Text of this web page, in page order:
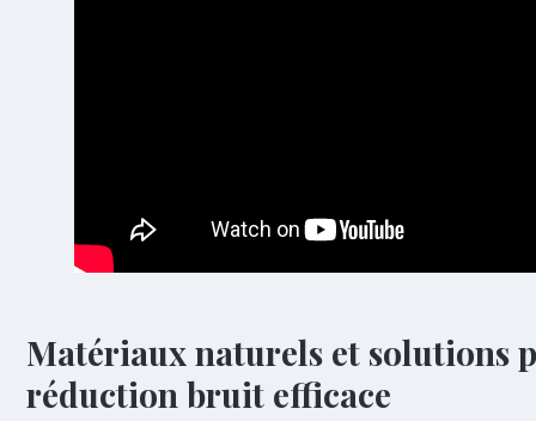
Matériaux naturels et solutions
réduction bruit efficace